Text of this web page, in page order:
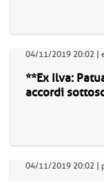
04/11/2019 20:02 |
**Ex Ilva:
accordi
04/11/2019 20:02 |